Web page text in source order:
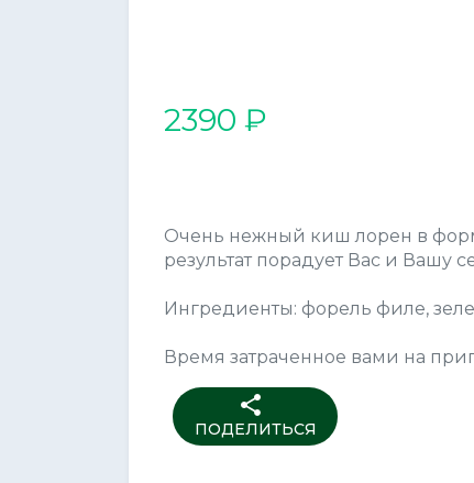
2390 ₽
Очень нежный киш лорен в
результат порадует Вас и Вашу
Ингредиенты: форель филе,
Время затраченное вами на
share
ПОДЕЛИТЬСЯ